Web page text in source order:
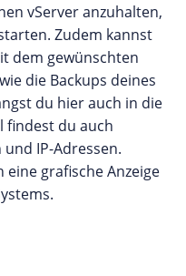
vServer anzuhalten,
Zudem kannst
dem gewünschten
die Backups deines
du hier auch in die
findest du auch
IP-Adressen.
grafische Anzeige